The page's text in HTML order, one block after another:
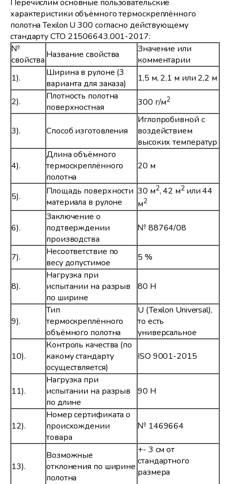
Перечислим основные пользовательские
характеристики объёмного термоскреплённого
полотна Texilon U 300 согласно действующему
стандарту СТО 21506643.001-2017:
№
свойства Название свойства
Значение или
комментарии
1).
Ширина в рулоне (3
варианта для заказа)
1,5 м, 2,1 м или 2,2 м
2).
Плотность полотна
поверхностная
300 г/м2
3). Способ изготовления
Иглопробивной с
воздействием
высоких температур
4).
Длина объёмного
термоскреплённого
полотна
20 м
5).
Площадь поверхности
материала в рулоне
30 м2, 42 м2 или 44
м2
6).
Заключение о
подтверждении
производства
№ 88764/08
7).
Несоответствие по
весу допустимое
5 %
8).
Нагрузка при
испытании на разрыв
по ширине
80 Н
9).
Тип
термоскреплённого
объёмного полотна
U (Texilon Universal),
то есть
универсальное
10).
Контроль качества (по
какому стандарту
осуществляется)
ISO 9001-2015
11).
Нагрузка при
испытании на разрыв
по длине
90 Н
12).
Номер сертификата о
происхождении
товара
№ 1469664
13).
Возможные
отклонения по ширине
полотна
+- 3 см от
стандартного
размера